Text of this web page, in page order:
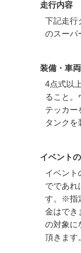
走行内容
下記走行
のスーパ
装備・車
4点式以
ること。
テッカー
タンクを
イベント
イベント
でであれ
す。※指
金はでき
の対象に
頂きます